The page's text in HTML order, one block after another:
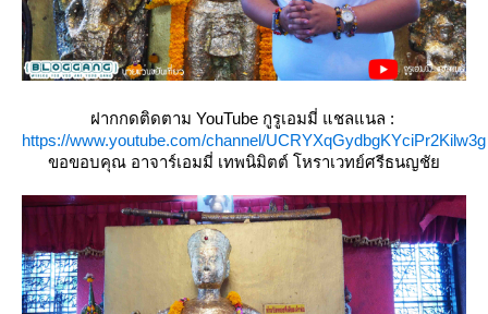
ฝากกดติดตาม YouTube กูรูเอมมี่ แชลแนล :
https://www.youtube.com/channel/UCRYXqGydbgKYciPr2Kilw3g
ขอขอบคุณ อาจาร์เอมมี่ เทพนิมิตต์ โหราเวทย์ศรีธนญชั